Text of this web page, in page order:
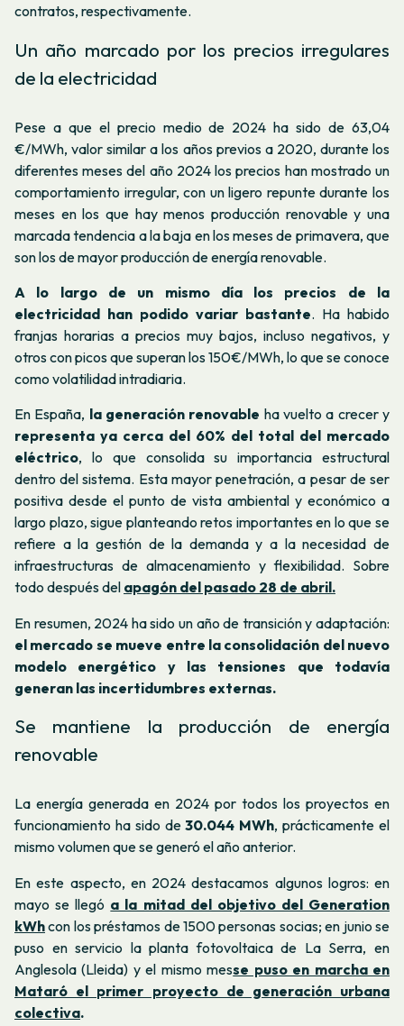
contratos, respectivamente.
Un año marcado por los precios irregulares
de la electricidad
Pese a que el precio medio de 2024 ha sido de 63,04
€/MWh, valor similar a los años previos a 2020, durante los
diferentes meses del año 2024 los precios han mostrado un
comportamiento irregular, con un ligero repunte durante los
meses en los que hay menos producción renovable y una
marcada tendencia a la baja en los meses de primavera, que
son los de mayor producción de energía renovable.
A lo largo de un mismo día los precios de la
electricidad han podido variar bastante. Ha habido
franjas horarias a precios muy bajos, incluso negativos, y
otros con picos que superan los 150€/MWh, lo que se conoce
como volatilidad intradiaria.
En España, la generación renovable ha vuelto a crecer y
representa ya cerca del 60% del total del mercado
eléctrico, lo que consolida su importancia estructural
dentro del sistema. Esta mayor penetración, a pesar de ser
positiva desde el punto de vista ambiental y económico a
largo plazo, sigue planteando retos importantes en lo que se
refiere a la gestión de la demanda y a la necesidad de
infraestructuras de almacenamiento y flexibilidad. Sobre
todo después del apagón del pasado 28 de abril.
En resumen, 2024 ha sido un año de transición y adaptación:
el mercado se mueve entre la consolidación del nuevo
modelo energético y las tensiones que todavía
generan las incertidumbres externas.
Se mantiene la producción de energía
renovable
La energía generada en 2024 por todos los proyectos en
funcionamiento ha sido de30.044 MWh, prácticamente el
mismo volumen que se generó el año anterior.
En este aspecto, en 2024 destacamos algunos logros: en
mayo se llegó a la mitad del objetivo del Generation
kWhcon los préstamos de 1500 personas socias; en junio se
puso en servicio la planta fotovoltaica de La Serra, en
Anglesola (Lleida) y el mismo messe puso en marcha en
Mataró el primer proyecto de generación urbana
colectiva.